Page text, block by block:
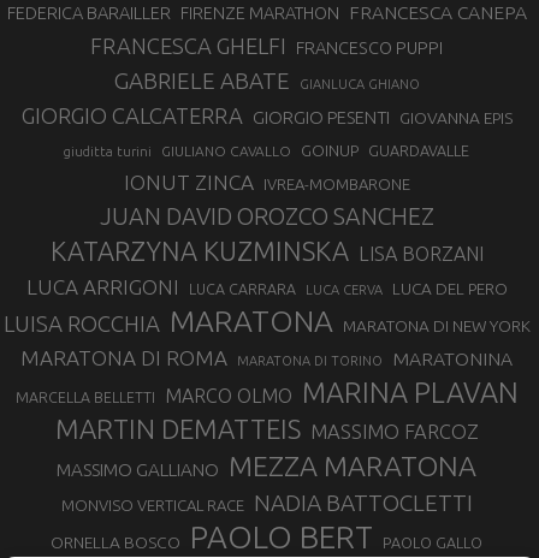
FEDERICA BARAILLER FIRENZE MARATHON FRANCESCA CANEPA
FRANCESCA GHELFI FRANCESCO PUPPI
GABRIELE ABATE GIANLUCA GHIANO
GIORGIO CALCATERRA GIORGIO PESENTI GIOVANNA EPIS
giuditta turini GIULIANO CAVALLO GOINUP GUARDAVALLE
IONUT ZINCA IVREA-MOMBARONE
JUAN DAVID OROZCO SANCHEZ
KATARZYNA KUZMINSKA LISA BORZANI
LUCA ARRIGONI LUCA CARRARA LUCA CERVA LUCA DEL PERO
LUISA ROCCHIA MARATONA MARATONA DI NEW YORK
MARATONA DI ROMA MARATONA DI TORINO MARATONINA
MARCELLA BELLETTI MARCO OLMO MARINA PLAVAN
MARTIN DEMATTEIS MASSIMO FARCOZ
MASSIMO GALLIANO MEZZA MARATONA
MONVISO VERTICAL RACE NADIA BATTOCLETTI
ORNELLA BOSCO PAOLO BERT PAOLO GALLO